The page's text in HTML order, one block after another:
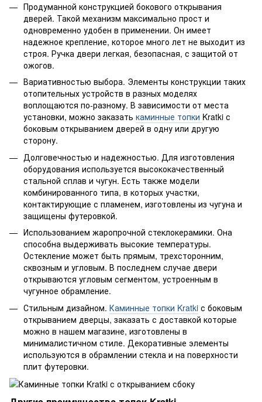
Продуманной конструкцией бокового открывания
дверей. Такой механизм максимально прост и
одновременно удобен в применении. Он имеет
надежное крепление, которое много лет не выходит из
строя. Ручка двери легкая, безопасная, с защитой от
ожогов.
Вариативностью выбора. Элементы конструкции таких
отопительных устройств в разных моделях
воплощаются по-разному. В зависимости от места
установки, можно заказать каминные топки Kratki с
боковым открыванием дверей в одну или другую
сторону.
Долговечностью и надежностью. Для изготовления
оборудования используется высококачественный
стальной сплав и чугун. Есть также модели
комбинированного типа, в которых участки,
контактирующие с пламенем, изготовлены из чугуна и
защищены футеровкой.
Использованием жаропрочной стеклокерамики. Она
способна выдерживать высокие температуры.
Остекление может быть прямым, трехсторонним,
сквозным и угловым. В последнем случае двери
открываются угловым сегментом, устроенным в
чугунное обрамление.
Стильным дизайном. Каминные топки Kratki с боковым
открыванием дверцы, заказать с доставкой которые
можно в нашем магазине, изготовлены в
минималистичном стиле. Декоративные элементы
используются в обрамлении стекла и на поверхности
плит футеровки.